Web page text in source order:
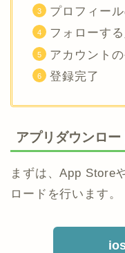
プロフィー
フォローす
アカウント
登録完了
アプリダウンロー
まずは、App Store
ロードを行います。